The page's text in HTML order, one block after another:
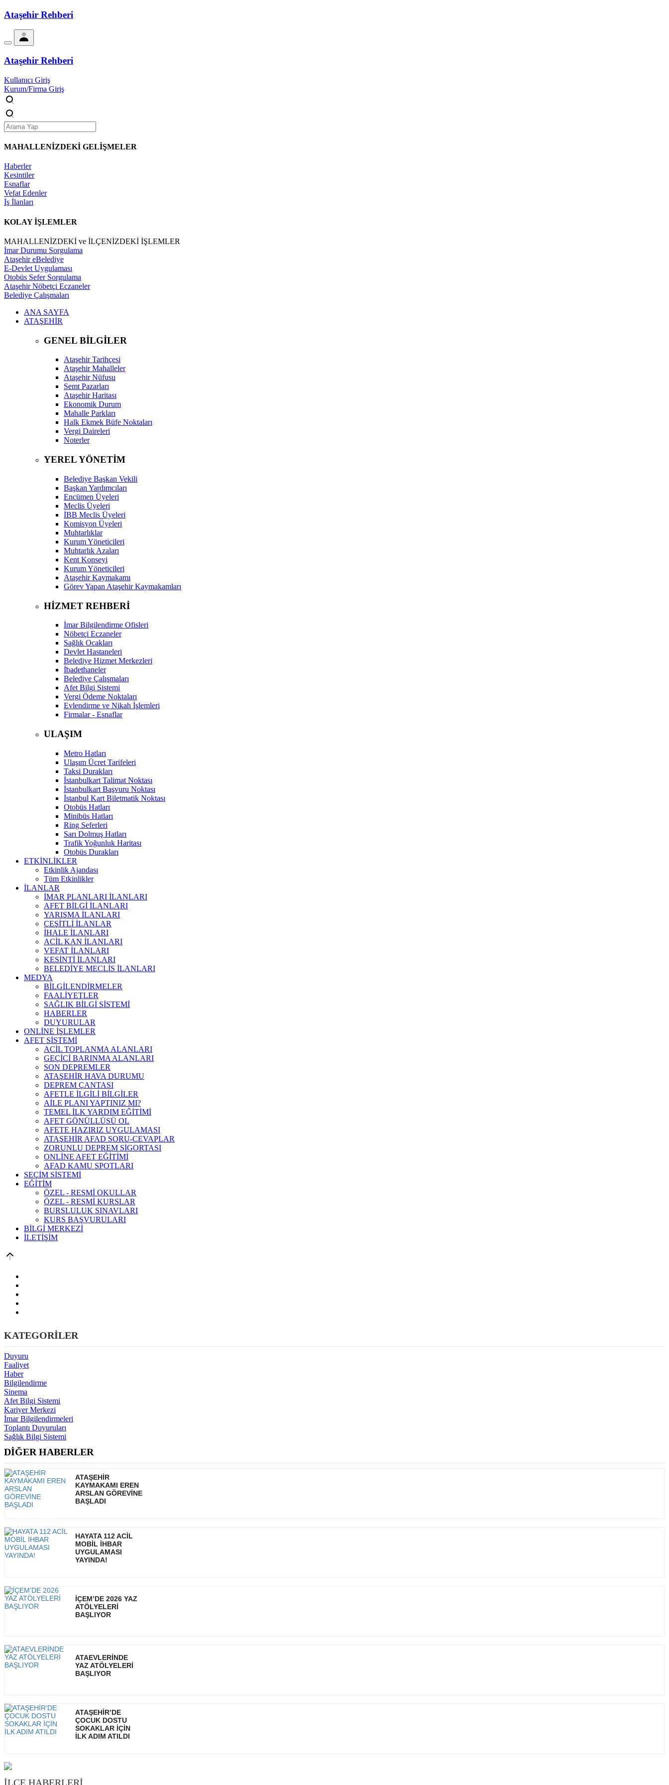
Ataşehir Rehberi
Ataşehir Rehberi
Kullanıcı Giriş
Kurum/Firma Giriş
MAHALLENİZDEKİ GELİŞMELER
Haberler
Kesintiler
Esnaflar
Vefat Edenler
İş İlanları
KOLAY İŞLEMLER
MAHALLENİZDEKİ ve İLÇENİZDEKİ İŞLEMLER
İmar Durumu Sorgulama
Ataşehir eBelediye
E-Devlet Uygulaması
Otobüs Sefer Sorgulama
Ataşehir Nöbetçi Eczaneler
Belediye Çalışmaları
ANA SAYFA
ATAŞEHİR
GENEL BİLGİLER
Ataşehir Tarihçesi
Ataşehir Mahalleler
Ataşehir Nüfusu
Semt Pazarları
Ataşehir Haritası
Ekonomik Durum
Mahalle Parkları
Halk Ekmek Büfe Noktaları
Vergi Daireleri
Noterler
YEREL YÖNETİM
Belediye Başkan Vekili
Başkan Yardımcıları
Encümen Üyeleri
Meclis Üyeleri
İBB Meclis Üyeleri
Komisyon Üyeleri
Muhtarlıklar
Kurum Yöneticileri
Muhtarlık Azaları
Kent Konseyi
Kurum Yöneticileri
Ataşehir Kaymakamı
Görev Yapan Ataşehir Kaymakamları
HİZMET REHBERİ
İmar Bilgilendirme Ofisleri
Nöbetçi Eczaneler
Sağlık Ocakları
Devlet Hastaneleri
Belediye Hizmet Merkezleri
İbadethaneler
Belediye Çalışmaları
Afet Bilgi Sistemi
Vergi Ödeme Noktaları
Evlendirme ve Nikah İşlemleri
Firmalar - Esnaflar
ULAŞIM
Metro Hatları
Ulaşım Ücret Tarifeleri
Taksi Durakları
İstanbulkart Talimat Noktası
İstanbulkart Başvuru Noktası
İstanbul Kart Biletmatik Noktası
Otobüs Hatları
Minibüs Hatları
Ring Seferleri
Sarı Dolmuş Hatları
Trafik Yoğunluk Haritası
Otobüs Durakları
ETKİNLİKLER
Etkinlik Ajandası
Tüm Etkinlikler
İLANLAR
İMAR PLANLARI İLANLARI
AFET BİLGİ İLANLARI
YARIŞMA İLANLARI
ÇEŞİTLİ İLANLAR
İHALE İLANLARI
ACİL KAN İLANLARI
VEFAT İLANLARI
KESİNTİ İLANLARI
BELEDİYE MECLİS İLANLARI
MEDYA
BİLGİLENDİRMELER
FAALİYETLER
SAĞLIK BİLGİ SİSTEMİ
HABERLER
DUYURULAR
ONLİNE İŞLEMLER
AFET SİSTEMİ
ACİL TOPLANMA ALANLARI
GEÇİCİ BARINMA ALANLARI
SON DEPREMLER
ATAŞEHİR HAVA DURUMU
DEPREM ÇANTASI
AFETLE İLGİLİ BİLGİLER
AİLE PLANI YAPTINIZ MI?
TEMEL İLK YARDIM EĞİTİMİ
AFET GÖNÜLLÜSÜ OL
AFETE HAZIRIZ UYGULAMASI
ATAŞEHİR AFAD SORU-CEVAPLAR
ZORUNLU DEPREM SİGORTASI
ONLİNE AFET EĞİTİMİ
AFAD KAMU SPOTLARI
SEÇİM SİSTEMİ
EĞİTİM
ÖZEL - RESMİ OKULLAR
ÖZEL - RESMİ KURSLAR
BURSLULUK SINAVLARI
KURS BAŞVURULARI
BİLGİ MERKEZİ
İLETİŞİM
KATEGORİLER
Duyuru
Faaliyet
Haber
Bilgilendirme
Sinema
Afet Bilgi Sistemi
Kariyer Merkezi
İmar Bilgilendirmeleri
Toplantı Duyuruları
Sağlık Bilgi Sistemi
DİĞER HABERLER
ATAŞEHİR
KAYMAKAMI EREN
ARSLAN GÖREVİNE
BAŞLADI
HAYATA 112 ACİL
MOBİL İHBAR
UYGULAMASI
YAYINDA!
İÇEM’DE 2026 YAZ
ATÖLYELERİ
BAŞLIYOR
ATAEVLERİNDE
YAZ ATÖLYELERİ
BAŞLIYOR
ATAŞEHİR’DE
ÇOCUK DOSTU
SOKAKLAR İÇİN
İLK ADIM ATILDI
İLÇE HABERLERİ